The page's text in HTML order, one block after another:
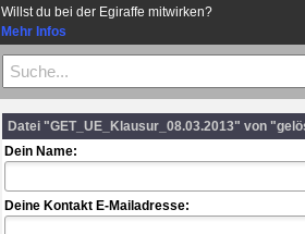
Willst du bei der Egiraffe mitwirken?
Mehr Infos
Datei "GET_UE_Klausur_08.03.2013" von
Dein Name:
Deine Kontakt E-Mailadresse: